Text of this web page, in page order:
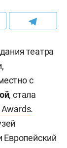
театра
с
, стала
.
Европейский